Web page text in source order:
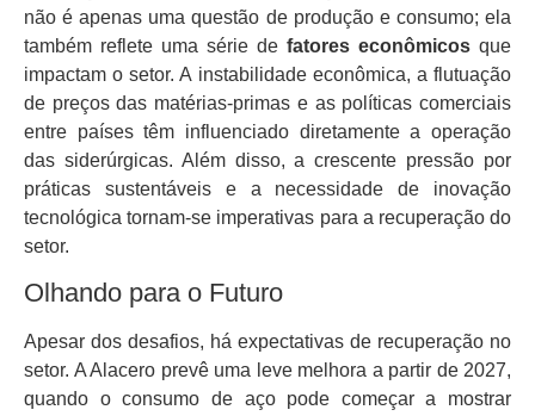
não é apenas uma questão de produção e consumo; ela
também reflete uma série de fatores econômicos que
impactam o setor. A instabilidade econômica, a flutuação
de preços das matérias-primas e as políticas comerciais
entre países têm influenciado diretamente a operação
das siderúrgicas. Além disso, a crescente pressão por
práticas sustentáveis e a necessidade de inovação
tecnológica tornam-se imperativas para a recuperação do
setor.
Olhando para o Futuro
Apesar dos desafios, há expectativas de recuperação no
setor. A Alacero prevê uma leve melhora a partir de 2027,
quando o consumo de aço pode começar a mostrar